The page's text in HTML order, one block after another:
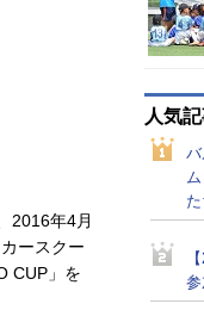
2016年4月
ースクー
CUP」を
人気
参